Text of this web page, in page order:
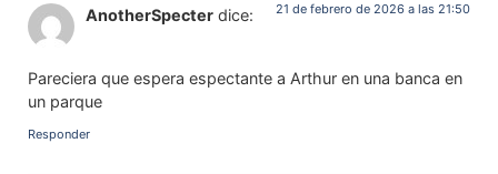
AnotherSpecter dice: 21 de febrero de 2026 a las 21:50
Pareciera que espera espectante a Arthur en una banca en
un parque
Responder